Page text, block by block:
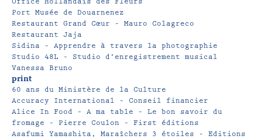
Port Musée de Douarnenez
Restaurant Grand Cœur – Mauro Colagreco
Restaurant Jaja
Sidina – Apprendre à travers la photographie
Studio 48L – Studio d’enregistrement musical
Vanessa Bruno
print
60 ans du Ministère de la Culture
Accuracy International – Conseil financier
Alice In Food – A ma table – Le bon savoir du
fromage – Pierre Coulon – First éditions
Asafumi Yamashita, Maraîchers 3 étoiles – Editions